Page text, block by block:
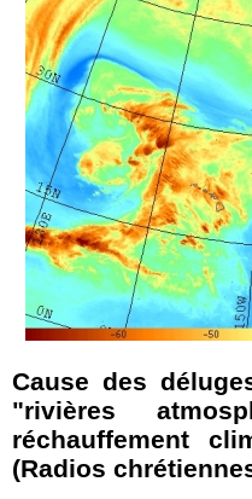
Cause des
"rivières
réchauffement
(Radios